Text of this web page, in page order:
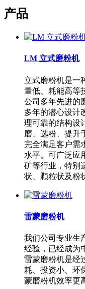
产品
LM 立式磨粉机
立式磨粉机是一
量低、耗能高等
公司多年先进的
多年的潜心设计
理可靠的结构设
磨、选粉、提升
完全满足客户需
水平。可广泛应
矿等行业，特别
状、颗粒状及粉
雷蒙磨粉机
我们公司专业生
经验，已经成为
雷蒙磨粉机是经
耗、投资小、环
蒙磨粉机效率更